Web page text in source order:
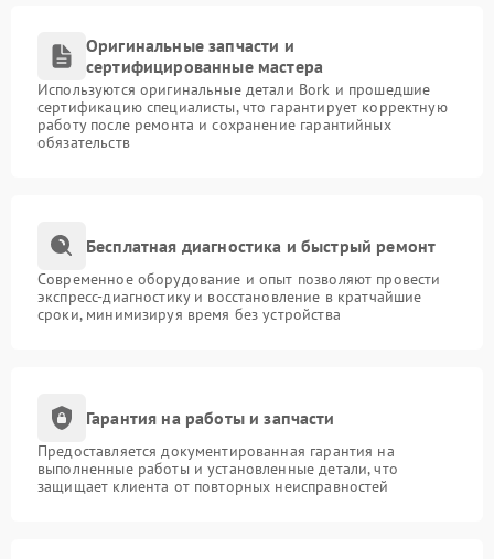
Оригинальные запчасти и
сертифицированные мастера
Используются оригинальные детали Bork и прошедшие
сертификацию специалисты, что гарантирует корректную
работу после ремонта и сохранение гарантийных
обязательств
Бесплатная диагностика и быстрый ремонт
Современное оборудование и опыт позволяют провести
экспресс-диагностику и восстановление в кратчайшие
сроки, минимизируя время без устройства
Гарантия на работы и запчасти
Предоставляется документированная гарантия на
выполненные работы и установленные детали, что
защищает клиента от повторных неисправностей